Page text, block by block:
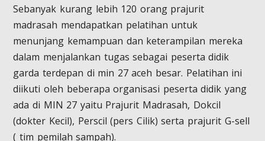
Sebanyak kurang lebih 120 orang prajurit
madrasah mendapatkan pelatihan untuk
menunjang kemampuan dan keterampilan mereka
dalam menjalankan tugas sebagai peserta didik
garda terdepan di min 27 aceh besar. Pelatihan ini
diikuti oleh beberapa organisasi peserta didik yang
ada di MIN 27 yaitu Prajurit Madrasah, Dokcil
(dokter Kecil), Perscil (pers Cilik) serta prajurit G-sell
( tim pemilah sampah).